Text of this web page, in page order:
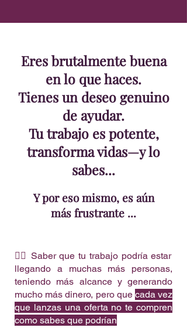
Eres brutalmente buena
en lo que haces.
Tienes un deseo genuino
de ayudar.
Tu trabajo es potente,
transforma vidas—y lo
sabes...
Y por eso mismo, es aún
más frustrante ...
👉🏼 Saber que tu trabajo podría estar
llegando a muchas más personas,
teniendo más alcance y generando
mucho más dinero, pero que cada vez
que lanzas una oferta no te compren
como sabes que podrían